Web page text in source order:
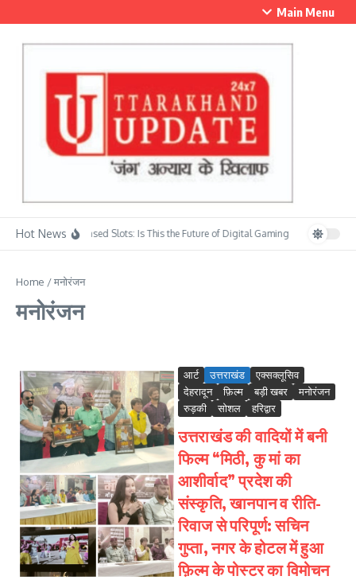
Main Menu
Hot NewsSkill-Based Slots: Is This the Future of Digital Gaming? सावन के
Home /मनोरंजन
मनोरंजन
आर्ट उत्तराखंड
एक्सक्लूसिव
देहरादून
फ़िल्म बड़ी खबर
मनोरंजन
रुड़की
सोशल हरिद्वार
उत्तराखंड की वादियों में बनी
फिल्म “मिठी, कु मां का
आशीर्वाद” प्रदेश की
संस्कृति, खानपान व रीति-
रिवाज से परिपूर्ण: सचिन
गुप्ता, नगर के होटल में हुआ
फ़िल्म के पोस्टर का विमोचन